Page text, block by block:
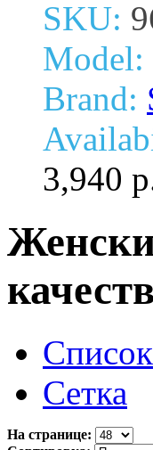
SKU:
Model:
Brand:
3,940
Список
Сетка
На странице: